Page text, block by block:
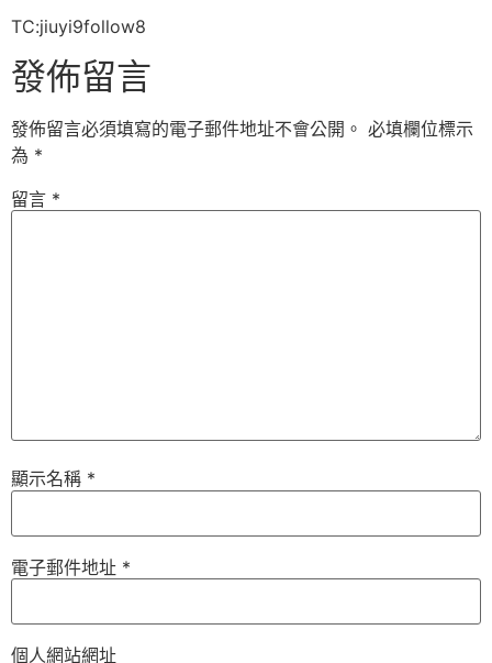
TC:jiuyi9follow8
發佈留言
發佈留言必須填寫的電子郵件地址不會公開。 必填欄位標示
為 *
留言 *
顯示名稱 *
電子郵件地址 *
個人網站網址